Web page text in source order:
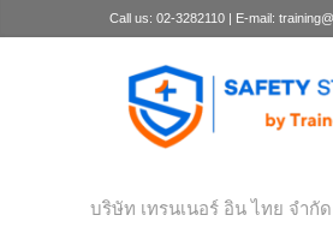
Call us: 02-3282110 | E-mail:
บริษัท เทรนเนอร์ อิน ไทย จำกัด